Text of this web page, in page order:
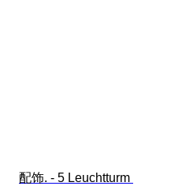
配饰. - 5 Leuchtturm